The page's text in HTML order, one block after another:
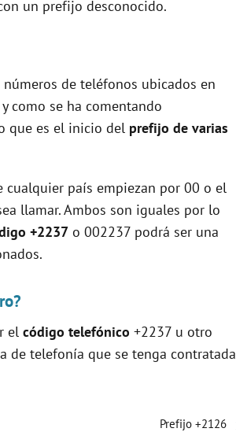
un prefijo desconocido.
de teléfonos ubicados en
como se ha comentando
que es el inicio del prefijo de varias
país empiezan por 00 o el
llamar. Ambos son iguales por lo
+2237 o 002237 podrá ser una
el código telefónico +2237 u otro
de telefonía que se tenga contratada
Prefijo +2126